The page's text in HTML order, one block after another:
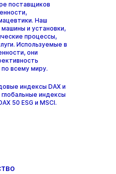
поставщиков
Наш
и установки,
процессы,
Используемые в
они
всему миру.
индексы DAX и
индексы
50 ESG и MSCI.